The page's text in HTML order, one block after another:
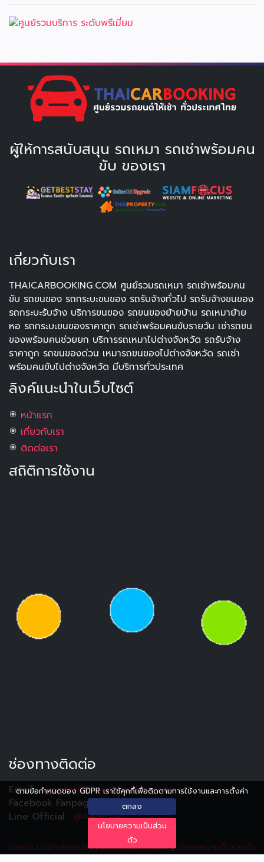
ตามข้อกำหนดของ GDPR เราใช้คุกกี้เพื่อติดตามการใช้งานและการตั้งค่า
ตกลง
นโยบายความเป็นส่วน
ตัว
ผู้ให้การสนับสนุน รถเหมา รถเช่าพร้อมคน
ขับ ของเรา
เกี่ยวกับเรา
THAICARBOOKING.COM ศูนย์รวมรถเหมา รถเช่าพร้อมคน
ขับ รถขนของ รถกระบะขนของ รถรับจ้างทั่วไป รถรับจ้างขนของ
รถกระบะรับจ้าง บริการขนของ รถขนของย้ายบ้าน รถเหมาย้าย
หอ รถกระบะขนของราคาถูก รถเช่าพร้อมคนขับรายวัน เช่ารถขน
ของพร้อมคนช่วยยก บริการรถเหมาไปต่างจังหวัด รถรับจ้าง
ราคาถูก รถขนของด่วน เหมารถขนของไปต่างจังหวัด รถเช่า
พร้อมคนขับไปต่างจังหวัด มีบริการทั่วประเทศ
ลิงค์แนะนำในเว็บไซต์
หน้าแรก
เกี่ยวกับเรา
ติดต่อเรา
สถิติการใช้งาน
ช่องทางติดต่อ
Email :support@thaicarbooking.com
Facebook Fanpage :Thaicarbooking
Line Official : @449ttuiq
รถเหมา รถเช่าพร้อมคนขับ|ข้อกำหนดและเงื่อนไข|นโยบายความเป็นส่วนตัว
|ประวัติการอัปเดต